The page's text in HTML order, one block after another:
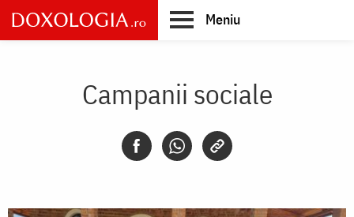
Skip
to
main
Meniu
Campanii sociale